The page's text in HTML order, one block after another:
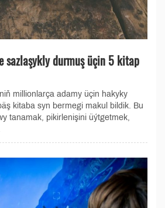
sazlaşykly durmuş üçin 5 kitap
millionlarça adamy üçin hakyky
kitaba syn bermegi makul bildik. Bu
tanamak, pikirlenişini üýtgetmek,